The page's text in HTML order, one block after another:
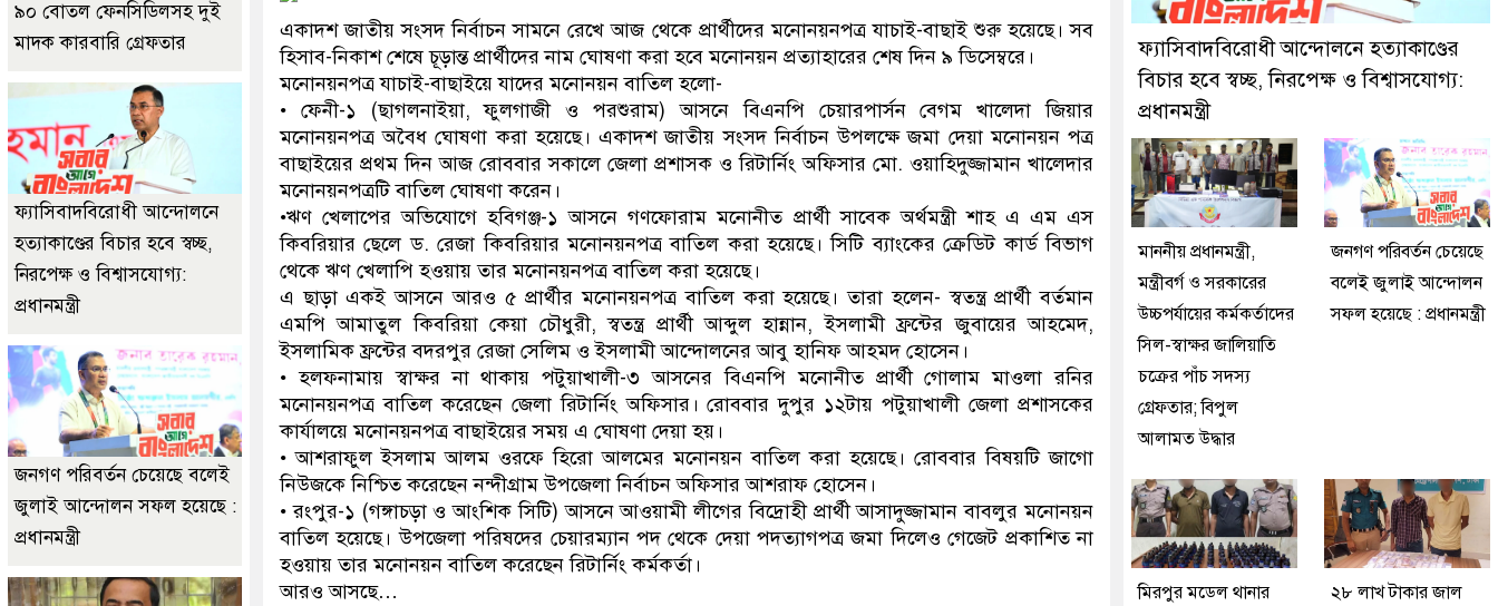
ডাকাতির প্রস্তুতিকালে দুইজনকে গ্রেফতার করেছে মিরপুর মডেল থানা পুলিশ
একাদশ জাতীয় সংসদ নির্বাচন সামনে রেখে আজ থেকে প্রার্থীদের মনোনয়নপত্র যাচাই-বাছাই শুরু হয়েছে। সব
হিসাব-নিকাশ শেষে চূড়ান্ত প্রার্থীদের নাম ঘোষণা করা হবে মনোনয়ন প্রত্যাহারের শেষ দিন ৯ ডিসেম্বরে।
মনোনয়নপত্র যাচাই-বাছাইয়ে যাদের মনোনয়ন বাতিল হলো-
• ফেনী-১ (ছাগলনাইয়া, ফুলগাজী ও পরশুরাম) আসনে বিএনপি চেয়ারপার্সন বেগম খালেদা জিয়ার
মনোনয়নপত্র অবৈধ ঘোষণা করা হয়েছে। একাদশ জাতীয় সংসদ নির্বাচন উপলক্ষে জমা দেয়া মনোনয়ন পত্র
বাছাইয়ের প্রথম দিন আজ রোববার সকালে জেলা প্রশাসক ও রিটার্নিং অফিসার মো. ওয়াহিদুজ্জামান খালেদার
মনোনয়নপত্রটি বাতিল ঘোষণা করেন।
•ঋণ খেলাপের অভিযোগে হবিগঞ্জ-১ আসনে গণফোরাম মনোনীত প্রার্থী সাবেক অর্থমন্ত্রী শাহ এ এম এস
কিবরিয়ার ছেলে ড. রেজা কিবরিয়ার মনোনয়নপত্র বাতিল করা হয়েছে। সিটি ব্যাংকের ক্রেডিট কার্ড বিভাগ
থেকে ঋণ খেলাপি হওয়ায় তার মনোনয়নপত্র বাতিল করা হয়েছে।
এ ছাড়া একই আসনে আরও ৫ প্রার্থীর মনোনয়নপত্র বাতিল করা হয়েছে। তারা হলেন- স্বতন্ত্র প্রার্থী বর্তমান
এমপি আমাতুল কিবরিয়া কেয়া চৌধুরী, স্বতন্ত্র প্রার্থী আব্দুল হান্নান, ইসলামী ফ্রন্টের জুবায়ের আহমেদ,
ইসলামিক ফ্রন্টের বদরপুর রেজা সেলিম ও ইসলামী আন্দোলনের আবু হানিফ আহমদ হোসেন।
• হলফনামায় স্বাক্ষর না থাকায় পটুয়াখালী-৩ আসনের বিএনপি মনোনীত প্রার্থী গোলাম মাওলা রনির
মনোনয়নপত্র বাতিল করেছেন জেলা রিটার্নিং অফিসার। রোববার দুপুর ১২টায় পটুয়াখালী জেলা প্রশাসকের
কার্যালয়ে মনোনয়নপত্র বাছাইয়ের সময় এ ঘোষণা দেয়া হয়।
• আশরাফুল ইসলাম আলম ওরফে হিরো আলমের মনোনয়ন বাতিল করা হয়েছে। রোববার বিষয়টি জাগো
নিউজকে নিশ্চিত করেছেন নন্দীগ্রাম উপজেলা নির্বাচন অফিসার আশরাফ হোসেন।
• রংপুর-১ (গঙ্গাচড়া ও আংশিক সিটি) আসনে আওয়ামী লীগের বিদ্রোহী প্রার্থী আসাদুজ্জামান বাবলুর মনোনয়ন
বাতিল হয়েছে। উপজেলা পরিষদের চেয়ারম্যান পদ থেকে দেয়া পদত্যাগপত্র জমা দিলেও গেজেট প্রকাশিত না
হওয়ায় তার মনোনয়ন বাতিল করেছেন রিটার্নিং কর্মকর্তা।
আরও আসছে…
৯০ বোতল ফেনসিডিলসহ দুই
মাদক কারবারি গ্রেফতার
ফ্যাসিবাদবিরোধী আন্দোলনে
হত্যাকাণ্ডের বিচার হবে স্বচ্ছ,
নিরপেক্ষ ও বিশ্বাসযোগ্য:
প্রধানমন্ত্রী
জনগণ পরিবর্তন চেয়েছে বলেই
জুলাই আন্দোলন সফল হয়েছে :
প্রধানমন্ত্রী
ফ্যাসিবাদবিরোধী আন্দোলনে হত্যাকাণ্ডের
বিচার হবে স্বচ্ছ, নিরপেক্ষ ও বিশ্বাসযোগ্য:
প্রধানমন্ত্রী
মাননীয় প্রধানমন্ত্রী,
মন্ত্রীবর্গ ও সরকারের
উচ্চপর্যায়ের কর্মকর্তাদের
সিল-স্বাক্ষর জালিয়াতি
চক্রের পাঁচ সদস্য
গ্রেফতার; বিপুল
আলামত উদ্ধার
জনগণ পরিবর্তন চেয়েছে
বলেই জুলাই আন্দোলন
সফল হয়েছে : প্রধানমন্ত্রী
মিরপুর মডেল থানার
২৮ লাখ টাকার জাল